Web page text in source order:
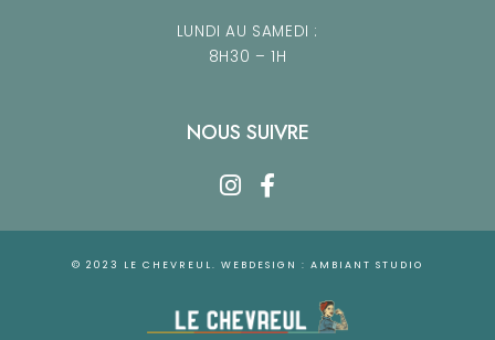
LUNDI AU SAMEDI :
8H30 – 1H
NOUS SUIVRE
© 2023 LE CHEVREUL. WEBDESIGN : AMBIANT STUDIO